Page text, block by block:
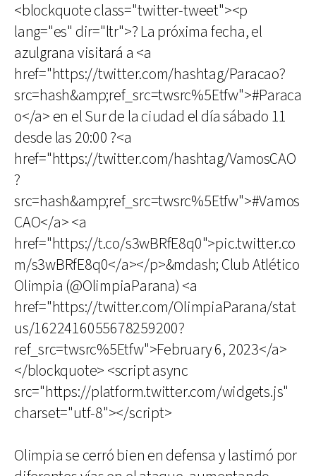
<blockquote class="twitter-tweet"><p
lang="es" dir="ltr">? La próxima fecha, el
azulgrana visitará a <a
href="https://twitter.com/hashtag/Paracao?
src=hash&amp;ref_src=twsrc%5Etfw">#Paraca
o</a> en el Sur de la ciudad el día sábado 11
desde las 20:00 ?<a
href="https://twitter.com/hashtag/VamosCAO
?
src=hash&amp;ref_src=twsrc%5Etfw">#Vamos
CAO</a> <a
href="https://t.co/s3wBRfE8q0">pic.twitter.co
m/s3wBRfE8q0</a></p>&mdash; Club Atlético
Olimpia (@OlimpiaParana) <a
href="https://twitter.com/OlimpiaParana/stat
us/1622416055678259200?
ref_src=twsrc%5Etfw">February 6, 2023</a>
</blockquote> <script async
src="https://platform.twitter.com/widgets.js"
charset="utf-8"></script>
Olimpia se cerró bien en defensa y lastimó por